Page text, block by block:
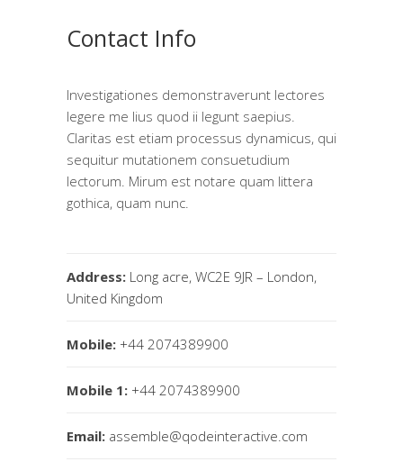
Contact Info
Investigationes demonstraverunt lectores
legere me lius quod ii legunt saepius.
Claritas est etiam processus dynamicus, qui
sequitur mutationem consuetudium
lectorum. Mirum est notare quam littera
gothica, quam nunc.
Address: Long acre, WC2E 9JR – London,
United Kingdom
Mobile: +44 2074389900
Mobile 1: +44 2074389900
Email: assemble@qodeinteractive.com